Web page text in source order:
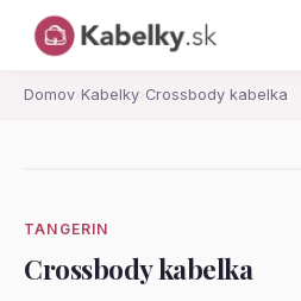
Domov› Kabelky› Crossbody kabelka
TANGERIN
Crossbody kabelka